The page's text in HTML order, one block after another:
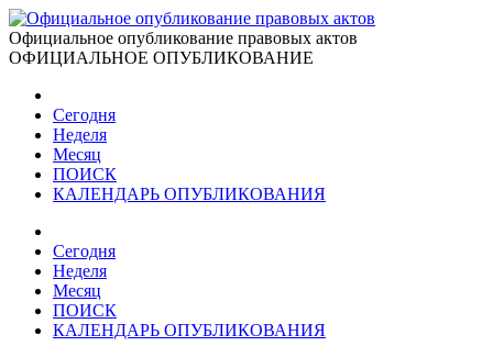
Официальное опубликование правовых актов
ОФИЦИАЛЬНОЕ ОПУБЛИКОВАНИЕ
Сегодня
Неделя
Месяц
ПОИСК
КАЛЕНДАРЬ ОПУБЛИКОВАНИЯ
Сегодня
Неделя
Месяц
ПОИСК
КАЛЕНДАРЬ ОПУБЛИКОВАНИЯ